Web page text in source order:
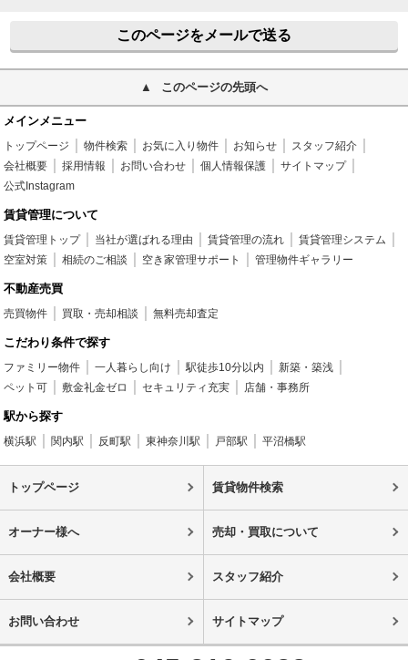
このページをメールで送る
このページの先頭へ
メインメニュー
トップページ 物件検索 お気に入り物件 お知らせ
スタッフ紹介
会社概要
採用情報 お問い合わせ 個人情報保護
サイトマップ
公式Instagram
賃貸管理について
賃貸管理トップ 当社が選ばれる理由 賃貸管理の流れ
賃貸管理システム
空室対策
相続のご相談 空き家管理サポート 管理物件ギャラリー
不動産売買
売買物件 買取・売却相談 無料売却査定
こだわり条件で探す
ファミリー物件 一人暮らし向け 駅徒歩10分以内
新築・築浅
ペット可
敷金礼金ゼロ セキュリティ充実 店舗・事務所
駅から探す
横浜駅 関内駅 反町駅 東神奈川駅 戸部駅 平沼橋駅
トップページ 賃貸物件検索
オーナー様へ 売却・買取について
会社概要 スタッフ紹介
お問い合わせ サイトマップ